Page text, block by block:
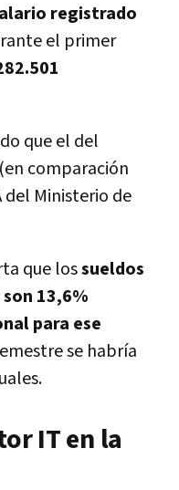
registrado
el primer
que el del
comparación
del Ministerio de
que lossueldos
13,6%
para ese
se habría
IT en la